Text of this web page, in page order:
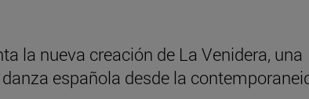
la nueva creación de La Venidera, una
española desde la